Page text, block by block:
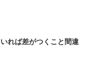
れば差がつくこと間違